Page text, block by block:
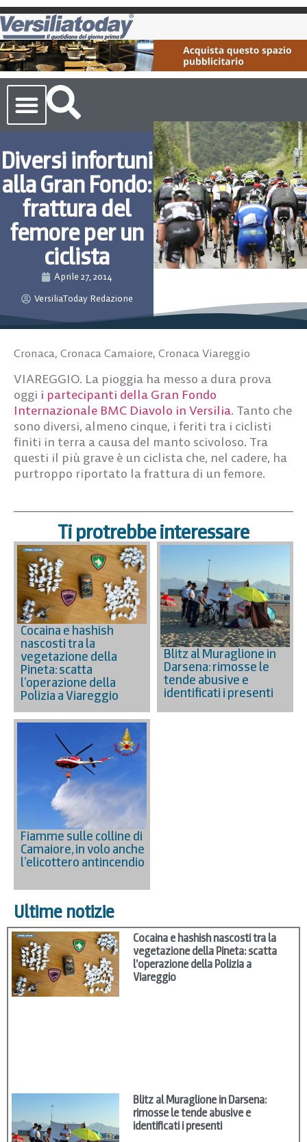
Diversi infortuni
alla Gran Fondo:
frattura del
femore per un
ciclista
Aprile 27, 2014
VersiliaToday Redazione
Cronaca, Cronaca Camaiore, Cronaca Viareggio
VIAREGGIO. La pioggia ha messo a dura prova
oggi i partecipanti della Gran Fondo
Internazionale BMC Diavolo in Versilia. Tanto che
sono diversi, almeno cinque, i feriti tra i ciclisti
finiti in terra a causa del manto scivoloso. Tra
questi il più grave è un ciclista che, nel cadere, ha
purtroppo riportato la frattura di un femore.
Ti protrebbe interessare
Cocaina e hashish
nascosti tra la
vegetazione della
Pineta: scatta
l’operazione della
Polizia a Viareggio
Blitz al Muraglione in
Darsena: rimosse le
tende abusive e
identificati i presenti
Fiamme sulle colline di
Camaiore, in volo anche
l’elicottero antincendio
Ultime notizie
Cocaina e hashish nascosti tra la
vegetazione della Pineta: scatta
l’operazione della Polizia a
Viareggio
Blitz al Muraglione in Darsena:
rimosse le tende abusive e
identificati i presenti